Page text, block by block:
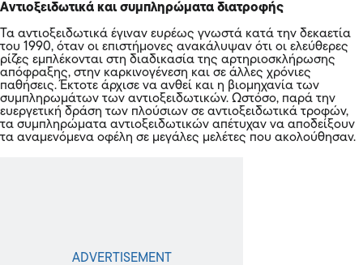
Αντιοξειδωτικά και συμπληρώματα διατροφής
Τα αντιοξειδωτικά έγιναν ευρέως γνωστά κατά την δεκαετία
του 1990, όταν οι επιστήμονες ανακάλυψαν ότι οι ελεύθερες
ρίζες εμπλέκονται στη διαδικασία της αρτηριοσκλήρωσης
απόφραξης, στην καρκινογένεση και σε άλλες χρόνιες
παθήσεις. Έκτοτε άρχισε να ανθεί και η βιομηχανία των
συμπληρωμάτων των αντιοξειδωτικών. Ωστόσο, παρά την
ευεργετική δράση των πλούσιων σε αντιοξειδωτικά τροφών,
τα συμπληρώματα αντιοξειδωτικών απέτυχαν να αποδείξουν
τα αναμενόμενα οφέλη σε μεγάλες μελέτες που ακολούθησαν.